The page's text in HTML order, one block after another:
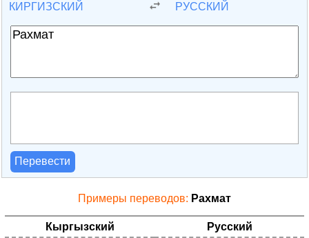
КИРГИЗСКИЙ РУССКИЙ
Перевести
Примеры переводов: Рахмат
Кыргызский Русский